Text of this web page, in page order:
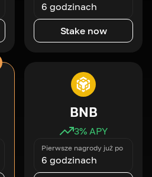
6 godzinach
Stake now
BNB
3% APY
Pierwsze nagrody już po
6 godzinach